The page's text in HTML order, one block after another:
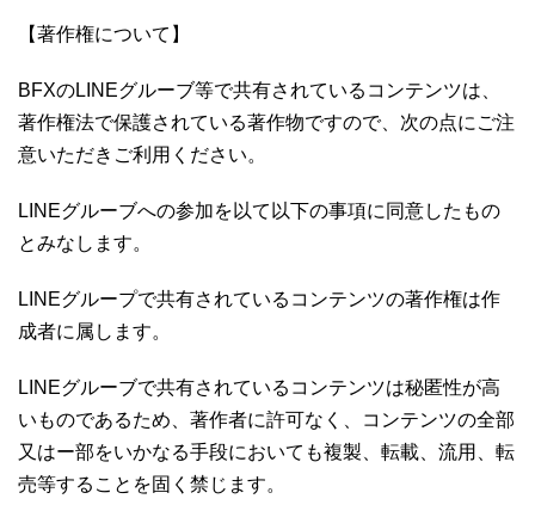
【著作権について】
BFXのLINEグルーブ等で共有されているコンテンツは、
著作権法で保護されている著作物ですので、次の点にご注
意いただきご利用ください。
LINEグルーブへの参加を以て以下の事項に同意したもの
とみなします。
LINEグループで共有されているコンテンツの著作権は作
成者に属します。
LINEグルーブで共有されているコンテンツは秘匿性が高
いものであるため、著作者に許可なく、コンテンツの全部
又はー部をいかなる手段においても複製、転載、流用、転
売等することを固く禁じます。